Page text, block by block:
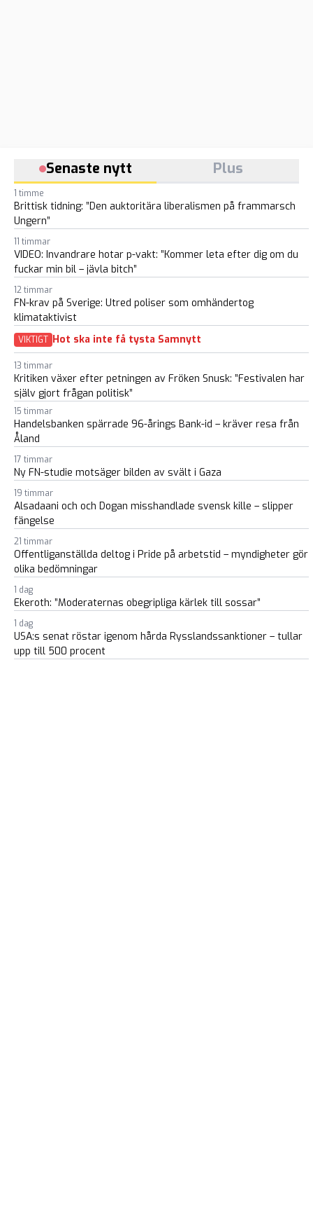
Senaste nytt Plus
1 timme
Brittisk tidning: ”Den auktoritära liberalismen på frammarsch
Ungern”
11 timmar
VIDEO: Invandrare hotar p-vakt: ”Kommer leta efter dig om du
fuckar min bil – jävla bitch”
12 timmar
FN-krav på Sverige: Utred poliser som omhändertog
klimataktivist
VIKTIGT Hot ska inte få tysta Samnytt
13 timmar
Kritiken växer efter petningen av Fröken Snusk: ”Festivalen har
själv gjort frågan politisk”
15 timmar
Handelsbanken spärrade 96-årings Bank-id – kräver resa från
Åland
17 timmar
Ny FN-studie motsäger bilden av svält i Gaza
19 timmar
Alsadaani och och Dogan misshandlade svensk kille – slipper
fängelse
21 timmar
Offentliganställda deltog i Pride på arbetstid – myndigheter gör
olika bedömningar
1 dag
Ekeroth: ”Moderaternas obegripliga kärlek till sossar”
1 dag
USA:s senat röstar igenom hårda Rysslandssanktioner – tullar
upp till 500 procent